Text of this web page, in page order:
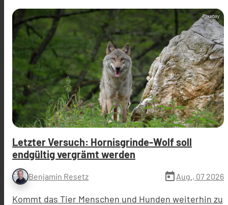
Pixabay
Letzter Versuch: Hornisgrinde-Wolf soll
endgültig vergrämt werden
Benjamin Resetz today Aug., 07 2026
Kommt das Tier Menschen und Hunden weiterhin zu